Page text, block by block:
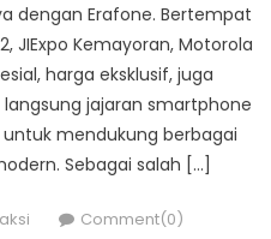
dengan Erafone. Bertempat
JIExpo Kemayoran, Motorola
harga eksklusif, juga
jajaran smartphone
mendukung berbagai
Sebagai salah […]
Comment(0)